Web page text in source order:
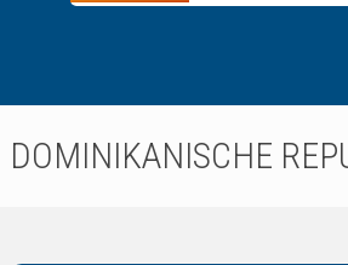
DOMINIKANISCHE